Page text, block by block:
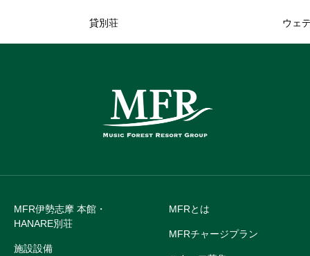
貸別荘 ウェ
MFR伊勢志摩 本館・
HANARE別荘
施設設備
MFRとは
MFRチャージプラン